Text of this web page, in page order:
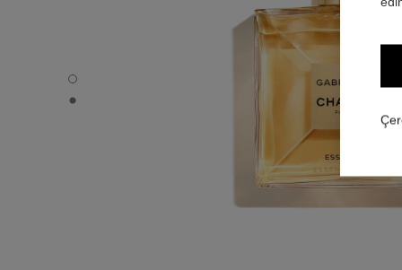
GABRIELLE CHANEL - Varsayılan görünüm
GABRIELLE CHANEL - Alternatif görünüm 1